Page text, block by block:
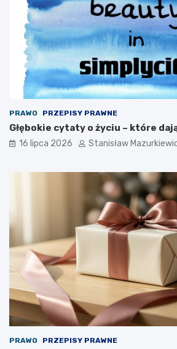
PRAWO PRZEPISY PRAWNE
Głębokie cytaty o życiu – które
16 lipca 2026 Stanisław
PRAWO PRZEPISY PRAWNE